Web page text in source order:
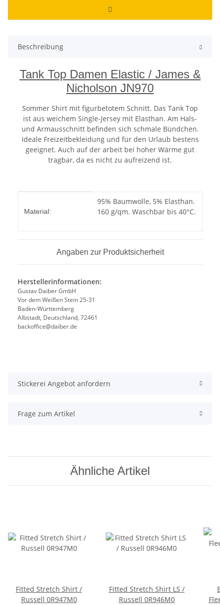
Beschreibung
Tank Top Damen Elastic / James &
Nicholson JN970
Sommer Shirt mit figurbetotem Schnitt. Das Tank Top
ist aus weichem Single-Jersey mit Elasthan. Am Hals-
und Armausschnitt befinden sich schmale Bündchen.
Ideale Freizeitbekleidung und für den Urlaub bestens
geeignet. Auch auf der arbeit bei hoher Wärme gut
tragbar, da es nicht zu aufreizend ist.
Material:
95% Baumwolle, 5% Elasthan.
160 g/qm. Waschbar bis 40°C.
Angaben zur Produktsicherheit
Herstellerinformationen:
Gustav Daiber GmbH
Vor dem Weißen Stein 25-31
Baden-Württemberg
Albstadt, Deutschland, 72461
backoffice@daiber.de
Stickerei Angebot anfordern
Frage zum Artikel
Ähnliche Artikel
Fitted Stretch Shirt /
Russell 0R947M0
Fitted Stretch Shirt LS /
Russell 0R946M0